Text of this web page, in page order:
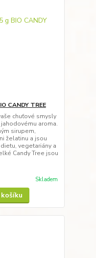
CANDY TREE
chuťové smysly
aroma.
sirupem,
želatinu a jsou
vegetariány a
Candy Tree jsou
Skladem